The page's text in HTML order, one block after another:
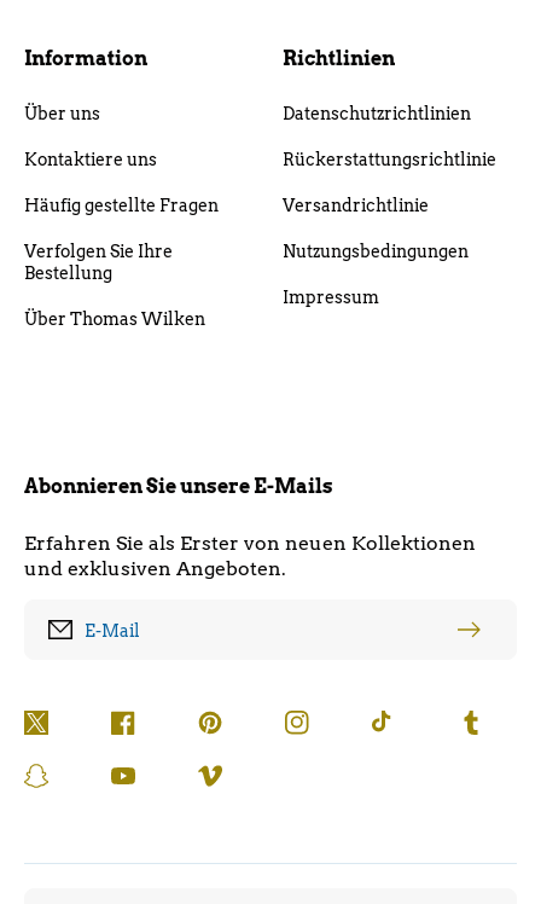
Information
Über uns
Kontaktiere uns
Häufig gestellte Fragen
Verfolgen Sie Ihre
Bestellung
Über Thomas Wilken
Richtlinien
Datenschutzrichtlinien
Rückerstattungsrichtlinie
Versandrichtlinie
Nutzungsbedingungen
Impressum
Abonnieren Sie unsere E-Mails
Erfahren Sie als Erster von neuen Kollektionen
und exklusiven Angeboten.
E-Mail
Twitter Facebook Pinterest Instagram TikTok Tumblr
Snapchat YouTube Vimeo